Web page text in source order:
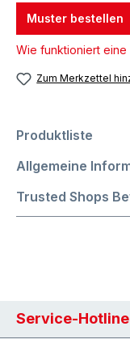
Muster bestellen
Wie funktioniert eine
Zum Merkzettel
Produktliste
Allgemeine
Trusted Shops
Service-Hotline